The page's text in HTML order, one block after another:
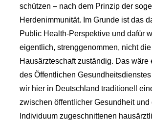
schützen – nach dem Prinzip der
Herdenimmunität. Im Grunde ist das
Public Health-Perspektive und dafür
eigentlich, strenggenommen, nicht die
Hausärzteschaft zuständig. Das wäre
des Öffentlichen Gesundheitsdienstes
wir hier in Deutschland traditionell
zwischen öffentlicher Gesundheit und
Individuum zugeschnittenen